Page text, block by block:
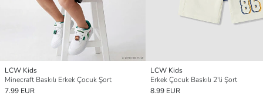
LCW Kids
Minecraft Baskılı Erkek Çocuk Şort
7.99 EUR
LCW Kids
Erkek Çocuk Baskılı 2'li Şort
8.99 EUR